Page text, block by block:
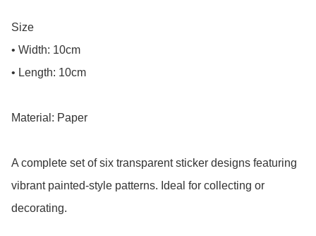
Size
• Width: 10cm
• Length: 10cm
Material: Paper
A complete set of six transparent sticker designs featuring
vibrant painted-style patterns. Ideal for collecting or
decorating.